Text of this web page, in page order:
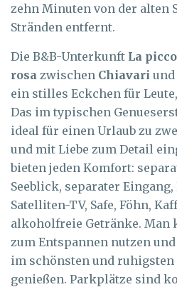
zehn Minuten von der alten
Stränden entfernt.
Die B&B-Unterkunft La
rosa zwischen Chiavari
ein stilles Eckchen für
Das im typischen
ideal für einen Urlaub zu
und mit Liebe zum Detail
bieten jeden Komfort:
Seeblick, separater
Satelliten-TV, Safe, Föhn,
alkoholfreie Getränke. Man
zum Entspannen nutzen
im schönsten und
genießen. Parkplätze sind